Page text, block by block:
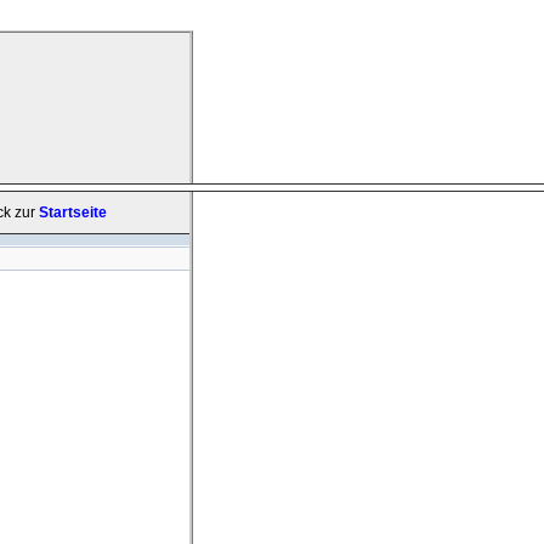
zur Startseite